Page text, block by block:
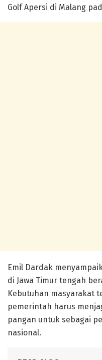
Golf Apersi di Malang
Emil Dardak
di Jawa Timur tengah
Kebutuhan masyarakat
pemerintah harus
pangan untuk sebagai
nasional.